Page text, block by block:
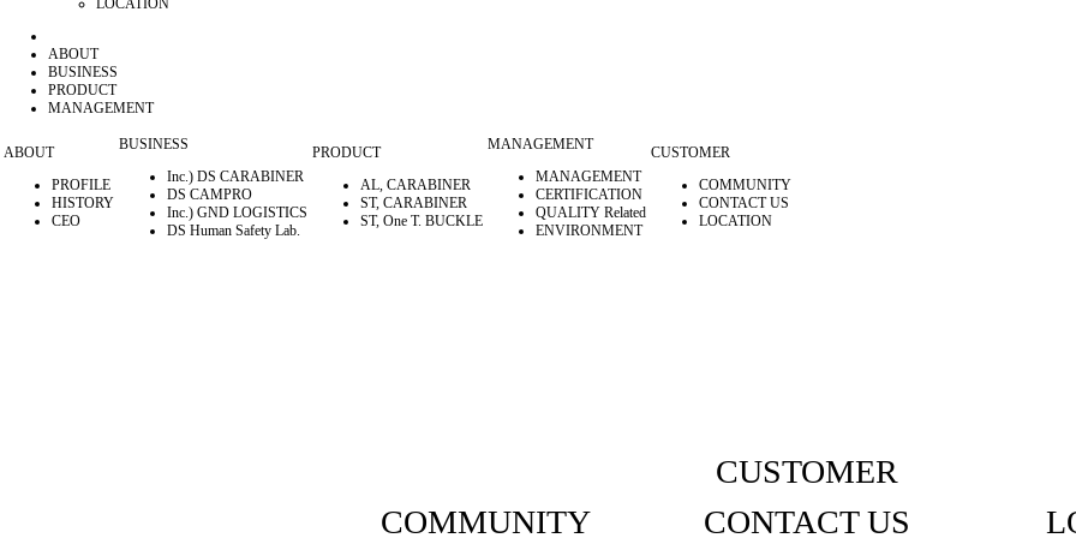
LOCATION
ABOUT
BUSINESS
PRODUCT
MANAGEMENT
ABOUT
PROFILE
HISTORY
CEO
BUSINESS
Inc.) DS CARABINER
DS CAMPRO
Inc.) GND LOGISTICS
DS Human Safety Lab.
PRODUCT
AL, CARABINER
ST, CARABINER
ST, One T. BUCKLE
MANAGEMENT
MANAGEMENT
CERTIFICATION
QUALITY Related
ENVIRONMENT
CUSTOMER
COMMUNITY
CONTACT US
LOCATION
CUSTOMER
COMMUNITY
CONTACT US